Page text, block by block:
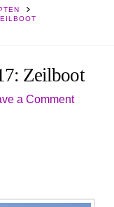
Zeilboot
a Comment